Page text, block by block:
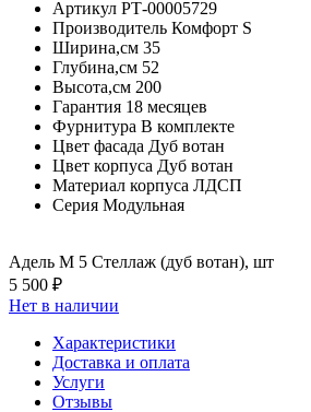
Артикул РТ-00005729
Производитель Комфорт S
Ширина,см 35
Глубина,см 52
Высота,см 200
Гарантия 18 месяцев
Фурнитура В комплекте
Цвет фасада Дуб вотан
Цвет корпуса Дуб вотан
Материал корпуса ЛДСП
Серия Модульная
Адель М 5 Стеллаж (дуб вотан), шт
5 500 ₽
Нет в наличии
Характеристики
Доставка и оплата
Услуги
Отзывы